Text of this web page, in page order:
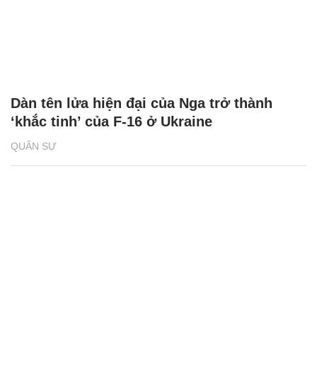
QUÂN SỰ
Dàn tên lửa hiện đại của Nga trở thành
‘khắc tinh’ của F-16 ở Ukraine